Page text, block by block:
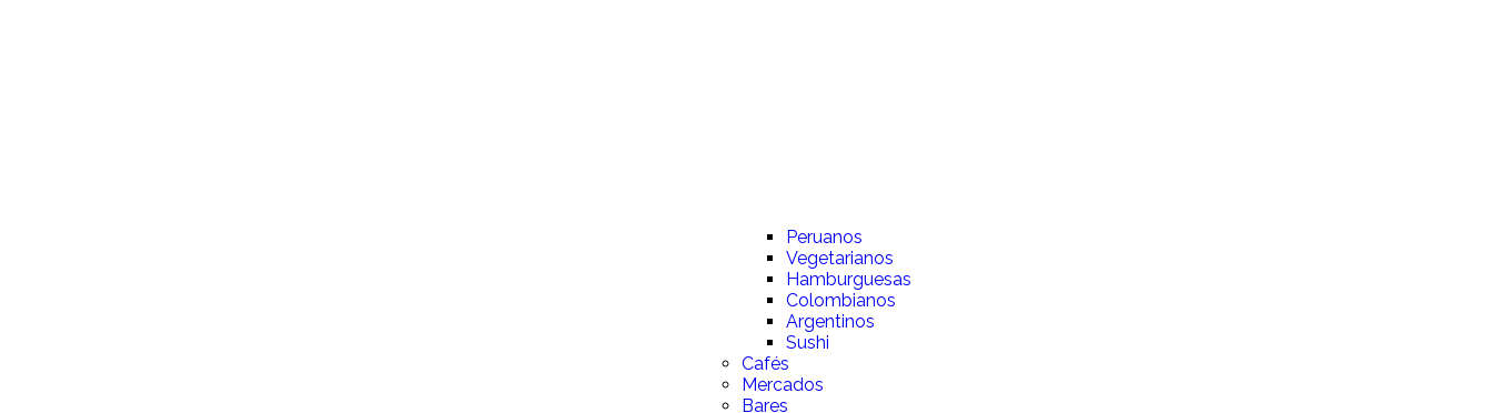
Peruanos
Vegetarianos
Hamburguesas
Colombianos
Argentinos
Sushi
Cafés
Mercados
Bares